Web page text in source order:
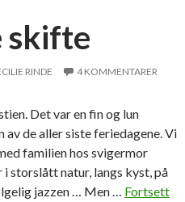
skifte
RINDE 4 KOMMENTARER
Det var en fin og lun
av de aller siste feriedagene. Vi
familien hos svigermor
natur, langs kyst, på
jazzen … Men … Fortsett